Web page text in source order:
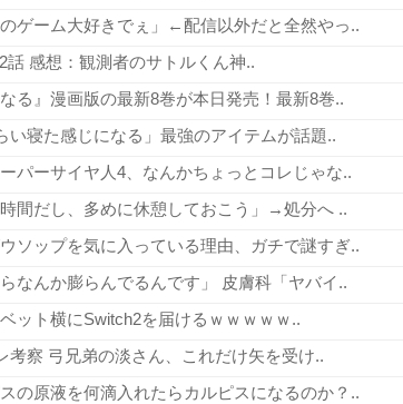
ゲーム大好きでぇ」←配信以外だと全然やっ..
感想：観測者のサトルくん神..
る』漫画版の最新8巻が本日発売！最新8巻..
い寝た感じになる」最強のアイテムが話題..
パーサイヤ人4、なんかちょっとコレじゃな..
間だし、多めに休憩しておこう」→処分へ ..
ソップを気に入っている理由、ガチで謎すぎ..
なんか膨らんでるんです」 皮膚科「ヤバイ..
ット横にSwitch2を届けるｗｗｗｗｗ..
考察 弓兄弟の淡さん、これだけ矢を受け..
の原液を何滴入れたらカルピスになるのか？..